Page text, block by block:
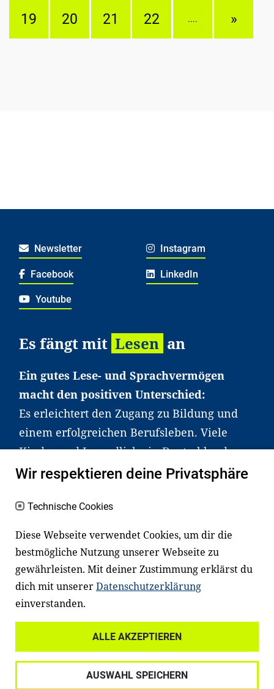
19 20 21 22 .... »
Newsletter Instagram
Facebook LinkedIn
Youtube
Es fängt mit Lesen an
Ein gutes Lese- und Sprachvermögen
macht den positiven Unterschied:
Es erleichtert den Zugang zu Bildung und
einem erfolgreichen Berufsleben. Viele
Kinder und Jugendliche in Deutschland
haben aber große Schwierigkeiten dabei.
an Familien sowie an Erzieher*innen,
Lehrer*innen und andere
Fachexpert*innen. Dafür arbeiten wir eng
mit Ministerien, wissenschaftlichen
Einrichtungen, Verbänden, Unternehmen
und anderen Stiftungen zusammen.
Datenschutz
Wir respektieren deine Privatsphäre
Technische Cookies
Diese Webseite verwendet Cookies, um dir die
bestmögliche Nutzung unserer Webseite zu
gewährleisten. Mit deiner Zustimmung erklärst du
dich mit unsererDatenschutzerklärung
einverstanden.
ALLE AKZEPTIEREN
AUSWAHL SPEICHERN